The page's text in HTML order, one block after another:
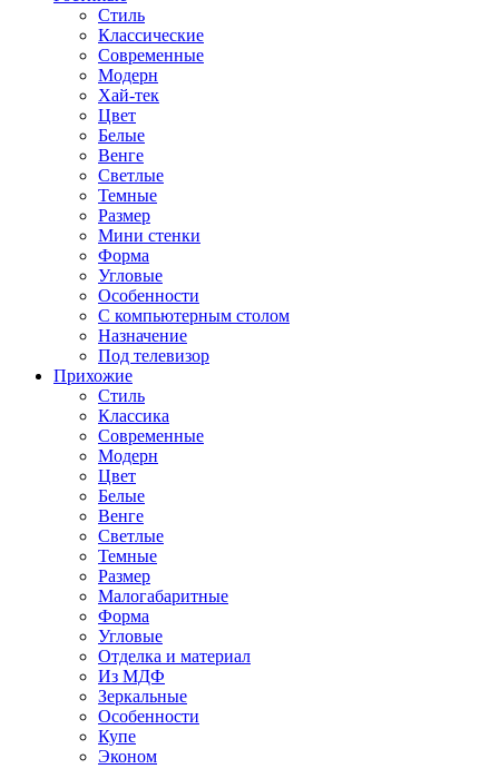
Стиль
Классические
Современные
Модерн
Хай-тек
Цвет
Белые
Венге
Светлые
Темные
Размер
Мини стенки
Форма
Угловые
Особенности
С компьютерным столом
Назначение
Под телевизор
Прихожие
Стиль
Классика
Современные
Модерн
Цвет
Белые
Венге
Светлые
Темные
Размер
Малогабаритные
Форма
Угловые
Отделка и материал
Из МДФ
Зеркальные
Особенности
Купе
Эконом